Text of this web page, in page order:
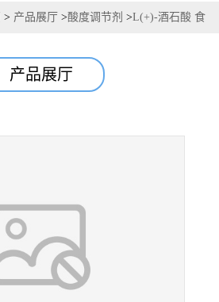
> 产品展厅 >酸度调节剂 >L(+)-酒石酸 食
产品展厅